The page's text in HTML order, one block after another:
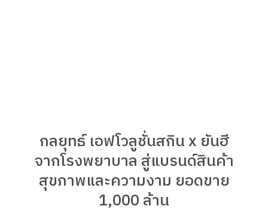
กลยุทธ์ เอฟโวลูชั่นสกิน x ยันฮี
จากโรงพยาบาล สู่แบรนด์สินค้า
สุขภาพและความงาม ยอดขาย
1,000 ล้าน